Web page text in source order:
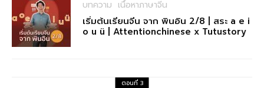
บทความ เนื้อหาภาษาจีน
เริ่มต้นเรียนจีน จาก พินอิน 2/8 | สระ a e i
o u ü | Attentionchinese x Tutustory
ตอนที่ 3